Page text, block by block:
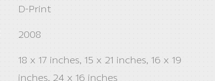
D-Print
2008
18 x 17 inches, 15 x 21 inches, 16 x 19